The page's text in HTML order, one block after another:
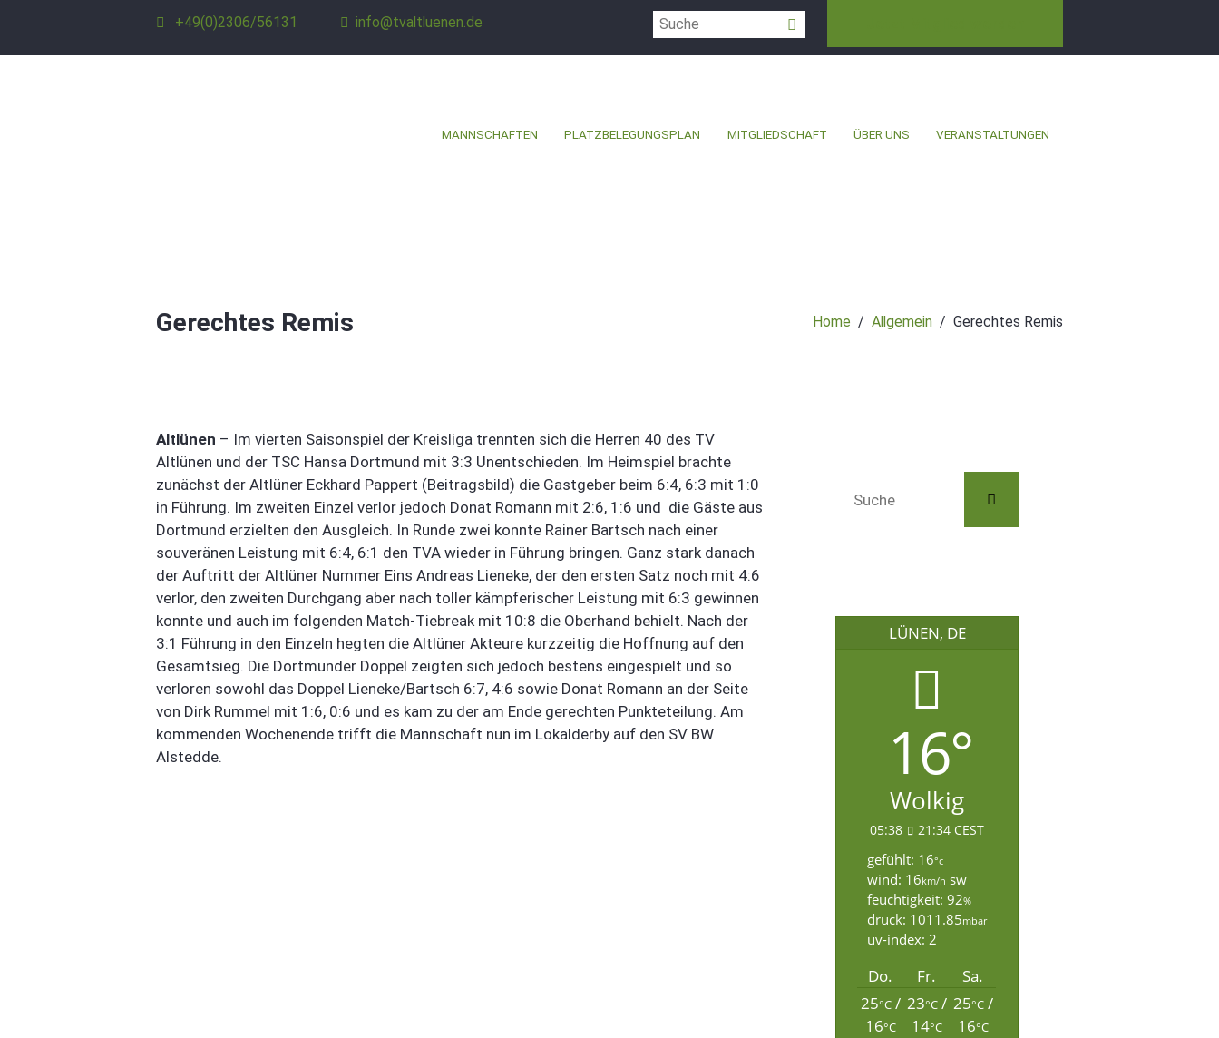
+49(0)2306/56131 info@tvaltluenen.de
MANNSCHAFTEN PLATZBELEGUNGSPLAN MITGLIEDSCHAFT ÜBER UNS VERANSTALTUNGEN
Gerechtes Remis Home Allgemein Gerechtes Remis
Altlünen – Im vierten Saisonspiel der Kreisliga trennten sich die Herren 40 des TV
Altlünen und der TSC Hansa Dortmund mit 3:3 Unentschieden. Im Heimspiel brachte
zunächst der Altlüner Eckhard Pappert (Beitragsbild) die Gastgeber beim 6:4, 6:3 mit 1:0
in Führung. Im zweiten Einzel verlor jedoch Donat Romann mit 2:6, 1:6 und die Gäste aus
Dortmund erzielten den Ausgleich. In Runde zwei konnte Rainer Bartsch nach einer
souveränen Leistung mit 6:4, 6:1 den TVA wieder in Führung bringen. Ganz stark danach
der Auftritt der Altlüner Nummer Eins Andreas Lieneke, der den ersten Satz noch mit 4:6
verlor, den zweiten Durchgang aber nach toller kämpferischer Leistung mit 6:3 gewinnen
konnte und auch im folgenden Match-Tiebreak mit 10:8 die Oberhand behielt. Nach der
3:1 Führung in den Einzeln hegten die Altlüner Akteure kurzzeitig die Hoffnung auf den
Gesamtsieg. Die Dortmunder Doppel zeigten sich jedoch bestens eingespielt und so
verloren sowohl das Doppel Lieneke/Bartsch 6:7, 4:6 sowie Donat Romann an der Seite
von Dirk Rummel mit 1:6, 0:6 und es kam zu der am Ende gerechten Punkteteilung. Am
kommenden Wochenende trifft die Mannschaft nun im Lokalderby auf den SV BW
Alstedde.
LÜNEN, DE
16°
Wolkig
05:38 21:34 CEST
gefühlt: 16°c
wind: 16km/h sw
feuchtigkeit: 92%
druck: 1011.85mbar
uv-index: 2
Do. Fr.
Sa.
25°C/
16°C
23°C/
14°C
25°C/
16°C